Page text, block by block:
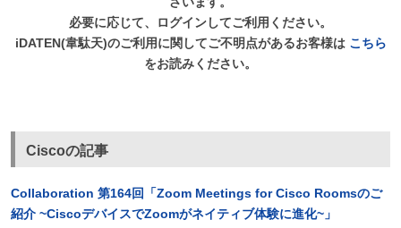
必要に応じて、ログインしてご利用ください。
iDATEN(韋駄天)のご利用に関してご不明点があるお客様は こちら
をお読みください。
Ciscoの記事
Collaboration 第164回「Zoom Meetings for Cisco Roomsのご
紹介 ~CiscoデバイスでZoomがネイティブ体験に進化~」